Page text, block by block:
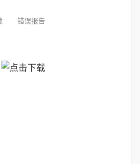
错误报告